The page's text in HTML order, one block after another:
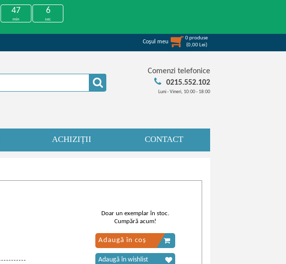
47
min
6
sec
Coşul meu
0produse
(0,00 Lei)
Comenzi telefonice
0215.552.102
Luni - Vineri, 10:00 - 18:00
ACHIZIȚII CONTACT
Doar un exemplar în stoc.
Cumpără acum!
Adaugă în coș
Adaugă în wishlist